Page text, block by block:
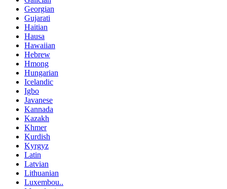
Georgian
Gujarati
Haitian
Hausa
Hawaiian
Hebrew
Hmong
Hungarian
Icelandic
Igbo
Javanese
Kannada
Kazakh
Khmer
Kurdish
Kyrgyz
Latin
Latvian
Lithuanian
Luxembou..